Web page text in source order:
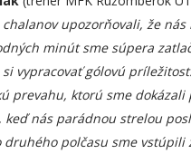
upozorňovali, že nás
minút sme súpera
vypracovať gólovú
prevahu, ktorú sme
keď nás parádnou strelou
druhého polčasu sme vstúpili